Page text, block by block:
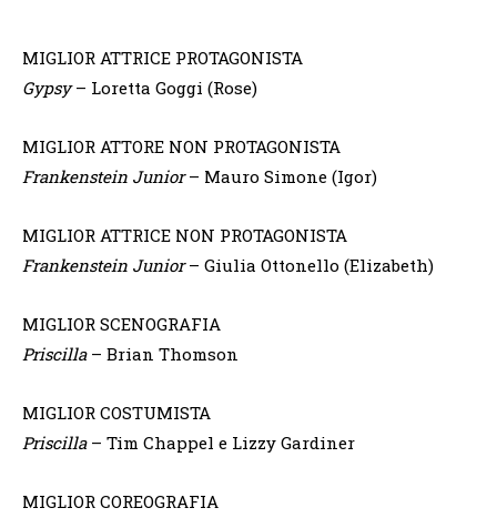
MIGLIOR ATTRICE PROTAGONISTA
Gypsy– Loretta Goggi (Rose)
MIGLIOR ATTORE NON PROTAGONISTA
Frankenstein Junior– Mauro Simone (Igor)
MIGLIOR ATTRICE NON PROTAGONISTA
Frankenstein Junior– Giulia Ottonello (Elizabeth)
MIGLIOR SCENOGRAFIA
Priscilla– Brian Thomson
MIGLIOR COSTUMISTA
Priscilla– Tim Chappel e Lizzy Gardiner
MIGLIOR COREOGRAFIA